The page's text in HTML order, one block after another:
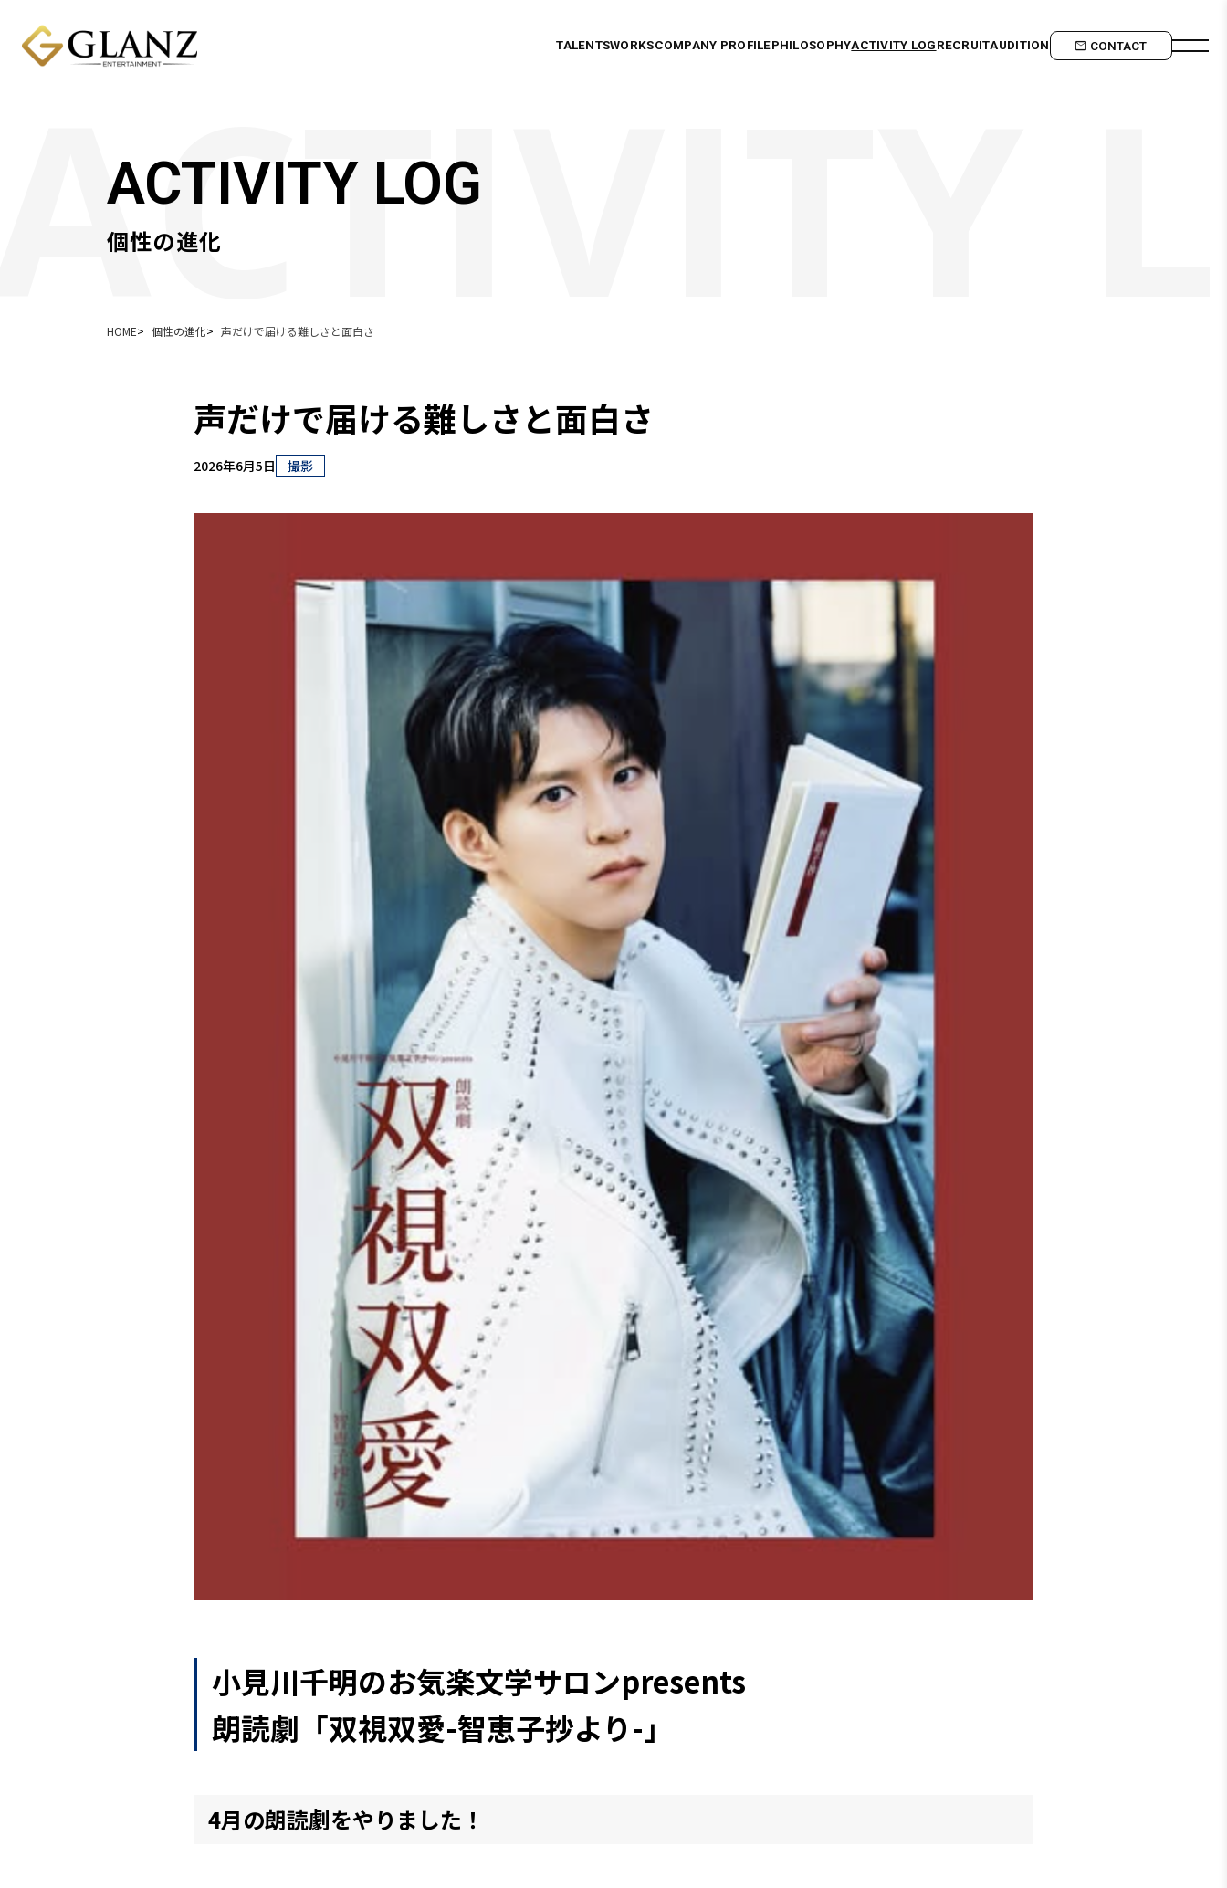
TALENTSWORKSCOMPANY PROFILEPHILOSOPHYACTIVITY LOG RECRUITAUDITION CONTACT
ACTIVITY LOG
個性の進化
HOME 個性の進化 声だけで届ける難しさと面白さ
声だけで届ける難しさと面白さ
2026年6月5日 撮影
小見川千明のお気楽文学サロンpresents
朗読劇「双視双愛-智恵子抄より-」
4月の朗読劇をやりました！